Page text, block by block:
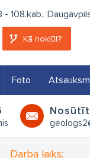
- 108.kab.,
Kā nokļūt?
Foto
Darba laiks: